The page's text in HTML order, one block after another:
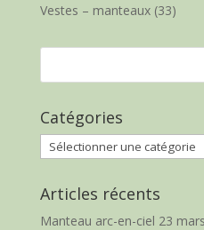
Vestes – manteaux(33)
Catégories
Catégories
Articles récents
Manteau arc-en-ciel 23